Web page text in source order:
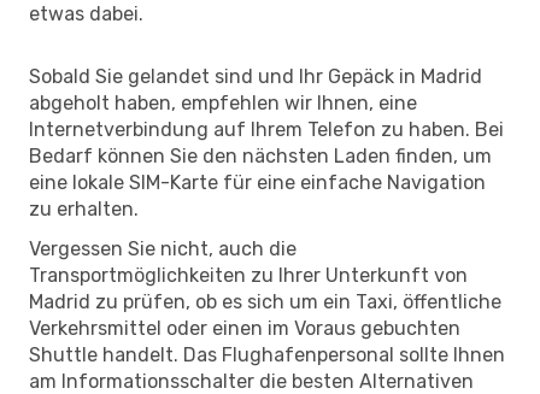
etwas dabei.
Sobald Sie gelandet sind und Ihr Gepäck in Madrid
abgeholt haben, empfehlen wir Ihnen, eine
Internetverbindung auf Ihrem Telefon zu haben. Bei
Bedarf können Sie den nächsten Laden finden, um
eine lokale SIM-Karte für eine einfache Navigation
zu erhalten.
Vergessen Sie nicht, auch die
Transportmöglichkeiten zu Ihrer Unterkunft von
Madrid zu prüfen, ob es sich um ein Taxi, öffentliche
Verkehrsmittel oder einen im Voraus gebuchten
Shuttle handelt. Das Flughafenpersonal sollte Ihnen
am Informationsschalter die besten Alternativen